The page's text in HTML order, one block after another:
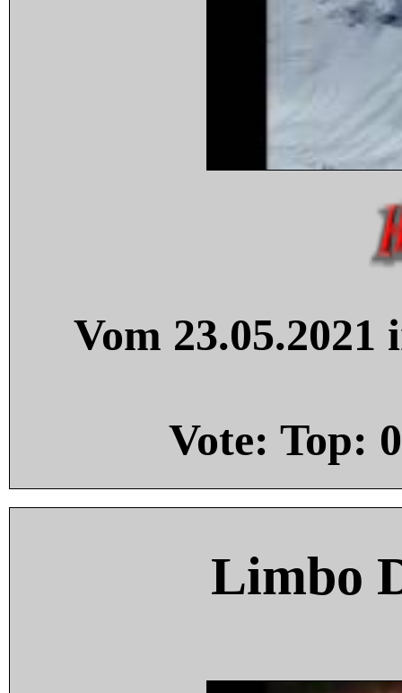
Vom
Vote: Top: 0
Limbo